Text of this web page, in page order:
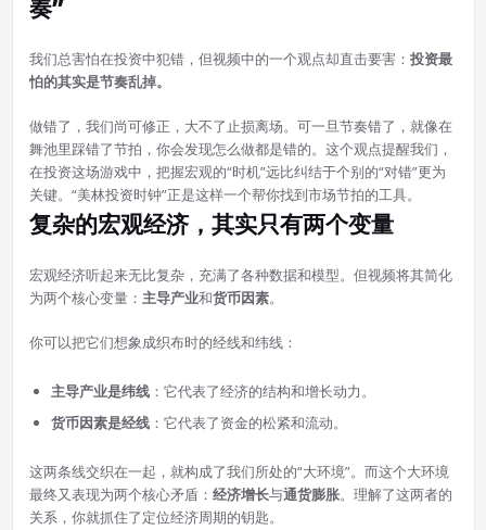
奏”
我们总害怕在投资中犯错，但视频中的一个观点却直击要害： 投资最
怕的其实是节奏乱掉。
做错了，我们尚可修正，大不了止损离场。可一旦节奏错了，就像在
舞池里踩错了节拍，你会发现怎么做都是错的。这个观点提醒我们，
在投资这场游戏中，把握宏观的“时机”远比纠结于个别的“对错”更为
关键。“美林投资时钟”正是这样一个帮你找到市场节拍的工具。
复杂的宏观经济，其实只有两个变量
宏观经济听起来无比复杂，充满了各种数据和模型。但视频将其简化
为两个核心变量： 主导产业和货币因素。
你可以把它们想象成织布时的经线和纬线：
主导产业是纬线：它代表了经济的结构和增长动力。
货币因素是经线：它代表了资金的松紧和流动。
这两条线交织在一起，就构成了我们所处的“大环境”。而这个大环境
最终又表现为两个核心矛盾： 经济增长与通货膨胀。理解了这两者的
关系，你就抓住了定位经济周期的钥匙。